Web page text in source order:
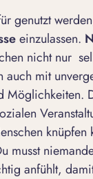
genutzt
einzulassen.
nicht nur
mit
Möglichkeiten.
musst
anfühlt,